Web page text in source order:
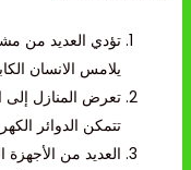
تؤدي العديد من
يلامس الانسان
تعرض المنازل إلى
تتمكن الدوائر
العديد من الأجهزة